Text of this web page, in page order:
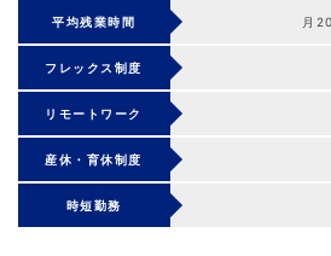
平均残業時間 月
フレックス制度
リモートワーク
産休・育休制度
時短勤務